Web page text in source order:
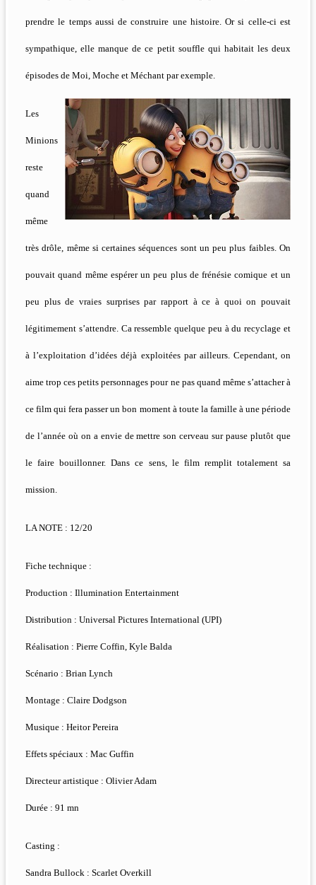
prendre le temps aussi de construire une histoire. Or si celle-ci est
sympathique, elle manque de ce petit souffle qui habitait les deux
épisodes de Moi, Moche et Méchant par exemple.
Les
Minions
reste
quand
même
très drôle, même si certaines séquences sont un peu plus faibles. On
pouvait quand même espérer un peu plus de frénésie comique et un
peu plus de vraies surprises par rapport à ce à quoi on pouvait
légitimement s’attendre. Ca ressemble quelque peu à du recyclage et
à l’exploitation d’idées déjà exploitées par ailleurs. Cependant, on
aime trop ces petits personnages pour ne pas quand même s’attacher à
ce film qui fera passer un bon moment à toute la famille à une période
de l’année où on a envie de mettre son cerveau sur pause plutôt que
le faire bouillonner. Dans ce sens, le film remplit totalement sa
mission.
LA NOTE : 12/20
Fiche technique :
Production : Illumination Entertainment
Distribution : Universal Pictures International (UPI)
Réalisation : Pierre Coffin, Kyle Balda
Scénario : Brian Lynch
Montage : Claire Dodgson
Musique : Heitor Pereira
Effets spéciaux : Mac Guffin
Directeur artistique : Olivier Adam
Durée : 91 mn
Casting :
Sandra Bullock : Scarlet Overkill